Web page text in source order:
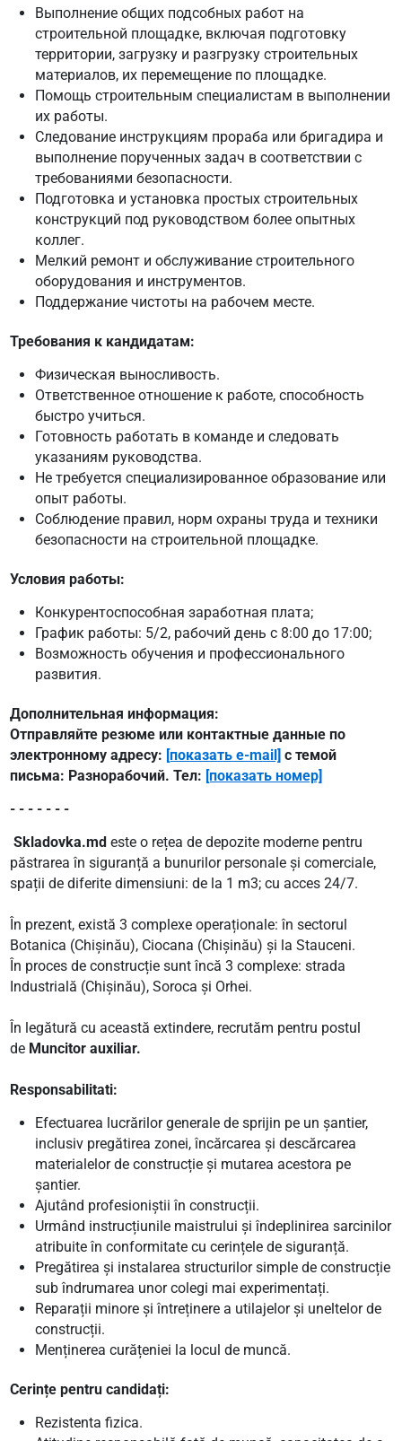
Выполнение общих подсобных работ на
строительной площадке, включая подготовку
территории, загрузку и разгрузку строительных
материалов, их перемещение по площадке.
Помощь строительным специалистам в выполнении
их работы.
Следование инструкциям прораба или бригадира и
выполнение порученных задач в соответствии с
требованиями безопасности.
Подготовка и установка простых строительных
конструкций под руководством более опытных
коллег.
Мелкий ремонт и обслуживание строительного
оборудования и инструментов.
Поддержание чистоты на рабочем месте.
Требования к кандидатам:
Физическая выносливость.
Ответственное отношение к работе, способность
быстро учиться.
Готовность работать в команде и следовать
указаниям руководства.
Не требуется специализированное образование или
опыт работы.
Соблюдение правил, норм охраны труда и техники
безопасности на строительной площадке.
Условия работы:
Конкурентоспособная заработная плата;
График работы: 5/2, рабочий день с 8:00 до 17:00;
Возможность обучения и профессионального
развития.
Дополнительная информация:
Отправляйте резюме или контактные данные по
электронному адресу: [показать e-mail] с темой
письма: Разнорабочий. Тел: [показать номер]
- - - - - - -
Skladovka.mdeste o rețea de depozite moderne pentru
păstrarea în siguranță a bunurilor personale și comerciale,
spații de diferite dimensiuni: de la 1 m3; cu acces 24/7.
În prezent, există 3 complexe operaționale: în sectorul
Botanica (Chișinău), Ciocana (Chișinău) și la Stauceni.
În proces de construcție sunt încă 3 complexe: strada
Industrială (Chișinău), Soroca și Orhei.
În legătură cu această extindere, recrutăm pentru postul
de Muncitor auxiliar.
Responsabilitati:
Efectuarea lucrărilor generale de sprijin pe un șantier,
inclusiv pregătirea zonei, încărcarea și descărcarea
materialelor de construcție și mutarea acestora pe
șantier.
Ajutând profesioniștii în construcții.
Urmând instrucțiunile maistrului și îndeplinirea sarcinilor
atribuite în conformitate cu cerințele de siguranță.
Pregătirea și instalarea structurilor simple de construcție
sub îndrumarea unor colegi mai experimentați.
Reparații minore și întreținere a utilajelor și uneltelor de
construcții.
Menținerea curățeniei la locul de muncă.
Cerințe pentru candidați:
Rezistenta fizica.